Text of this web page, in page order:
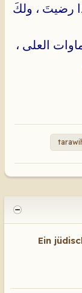
رضيتَ ، ولكَ
العلى ،
Ein